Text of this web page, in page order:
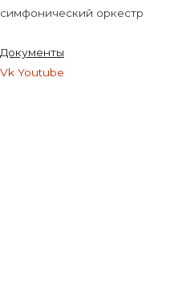
симфонический оркестр
Документы
Vk Youtube